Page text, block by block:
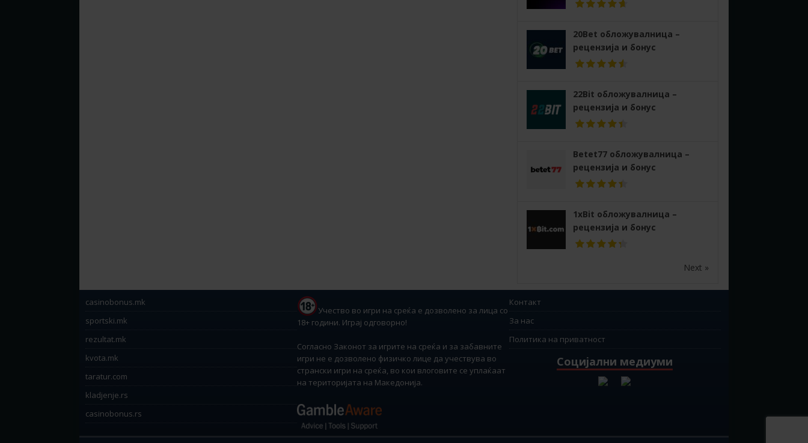
20Bet обложувалница –
рецензија и бонус
22Bit обложувалница –
рецензија и бонус
Betet77 обложувалница –
рецензија и бонус
1xBit обложувалница –
рецензија и бонус
Next »
casinobonus.mk
sportski.mk
rezultat.mk
kvota.mk
taratur.com
kladjenje.rs
casinobonus.rs
Учество во игри на среќа е дозволено за лица со
18+ години. Играј одговорно!
Согласно Законот за игрите на среќа и за забавните
игри не е дозволено физичко лице да учествува во
странски игри на среќа, во кои влоговите се уплаќаат
на територијата на Македонија.
Контакт
За нас
Политика на приватност
Социјални медиуми